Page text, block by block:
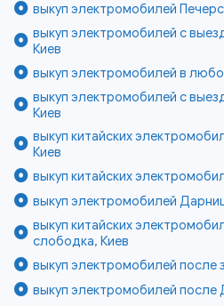
выкуп электромобилей
выкуп электромобилей с
Киев
выкуп электромобилей в
выкуп электромобилей с
Киев
выкуп китайских
Киев
выкуп китайских
выкуп электромобилей
выкуп китайских
слободка, Киев
выкуп электромобилей после
выкуп электромобилей после